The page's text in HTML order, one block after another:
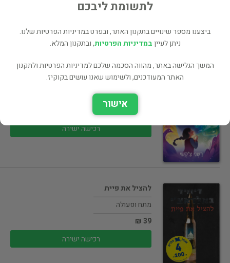
ארו שאה וסופו של הזמן
ילדים ונוער
רכישה ישירה
להציל את פיית
מתח ופעולה
39 ₪
רכישה ישירה
לתשומת ליבכם
ביצענו מספר שינויים בתקנון האתר, ובפרט במדיניות הפרטיות שלנו.
ניתן לעייןבמדיניות הפרטיות, ובתקנון המלא.
המשך הגלישה באתר, מהווה הסכמה שלכם למדיניות הפרטיות ולתקנון
האתר המעודכנים, ולשימוש שאנו עושים בקוקיז.
אישור